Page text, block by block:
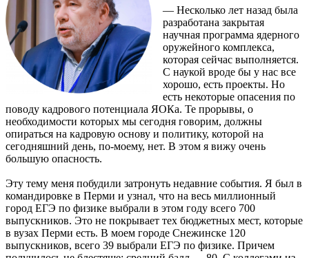
— Несколько лет назад была
разработана закрытая
научная программа ядерного
оружейного комплекса,
которая сейчас выполняется.
С наукой вроде бы у нас все
хорошо, есть проекты. Но
есть некоторые опасения по
поводу кадрового потенциала ЯОКа. Те прорывы, о
необходимости которых мы сегодня говорим, должны
опираться на кадровую основу и политику, которой на
сегодняшний день, по-моему, нет. В этом я вижу очень
большую опасность.
Эту тему меня побудили затронуть недавние события. Я был в
командировке в Перми и узнал, что на весь миллионный
город ЕГЭ по физике выбрали в этом году всего 700
выпускников. Это не покрывает тех бюджетных мест, которые
в вузах Перми есть. В моем городе Снежинске 120
выпускников, всего 39 выбрали ЕГЭ по физике. Причем